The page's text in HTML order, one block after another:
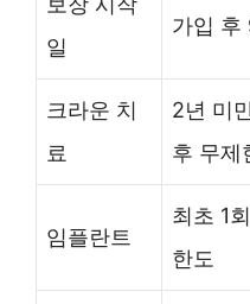
일
가입 후
크라운 치
료
2년 미
후 무제
임플란트
최초 1
한도